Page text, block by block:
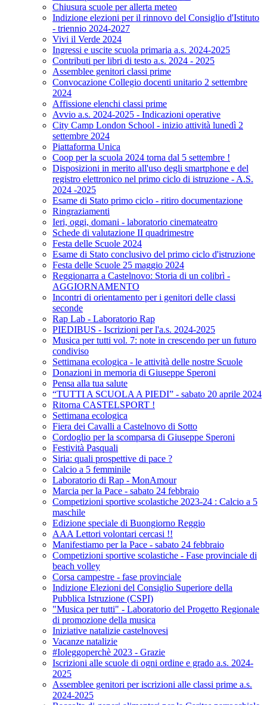
Chiusura scuole per allerta meteo
Indizione elezioni per il rinnovo del Consiglio d'Istituto
- triennio 2024-2027
Vivi il Verde 2024
Ingressi e uscite scuola primaria a.s. 2024-2025
Contributi per libri di testo a.s. 2024 - 2025
Assemblee genitori classi prime
Convocazione Collegio docenti unitario 2 settembre
2024
Affissione elenchi classi prime
Avvio a.s. 2024-2025 - Indicazioni operative
City Camp London School - inizio attività lunedì 2
settembre 2024
Piattaforma Unica
Coop per la scuola 2024 torna dal 5 settembre !
Disposizioni in merito all'uso degli smartphone e del
registro elettronico nel primo ciclo di istruzione - A.S.
2024 -2025
Esame di Stato primo ciclo - ritiro documentazione
Ringraziamenti
Ieri, oggi, domani - laboratorio cinemateatro
Schede di valutazione II quadrimestre
Festa delle Scuole 2024
Esame di Stato conclusivo del primo ciclo d'istruzione
Festa delle Scuole 25 maggio 2024
Reggionarra a Castelnovo: Storia di un colibrì -
AGGIORNAMENTO
Incontri di orientamento per i genitori delle classi
seconde
Rap Lab - Laboratorio Rap
PIEDIBUS - Iscrizioni per l'a.s. 2024-2025
Musica per tutti vol. 7: note in crescendo per un futuro
condiviso
Settimana ecologica - le attività delle nostre Scuole
Donazioni in memoria di Giuseppe Speroni
Pensa alla tua salute
“TUTTI A SCUOLA A PIEDI” - sabato 20 aprile 2024
Ritorna CASTELSPORT !
Settimana ecologica
Fiera dei Cavalli a Castelnovo di Sotto
Cordoglio per la scomparsa di Giuseppe Speroni
Festività Pasquali
Siria: quali prospettive di pace ?
Calcio a 5 femminile
Laboratorio di Rap - MonAmour
Marcia per la Pace - sabato 24 febbraio
Competizioni sportive scolastiche 2023-24 : Calcio a 5
maschile
Edizione speciale di Buongiorno Reggio
AAA Lettori volontari cercasi !!
Manifestiamo per la Pace - sabato 24 febbraio
Competizioni sportive scolastiche - Fase provinciale di
beach volley
Corsa campestre - fase provinciale
Indizione Elezioni del Consiglio Superiore della
Pubblica Istruzione (CSPI)
"Musica per tutti" - Laboratorio del Progetto Regionale
di promozione della musica
Iniziative natalizie castelnovesi
Vacanze natalizie
#Ioleggoperchè 2023 - Grazie
Iscrizioni alle scuole di ogni ordine e grado a.s. 2024-
2025
Assemblee genitori per iscrizioni alle classi prime a.s.
2024-2025